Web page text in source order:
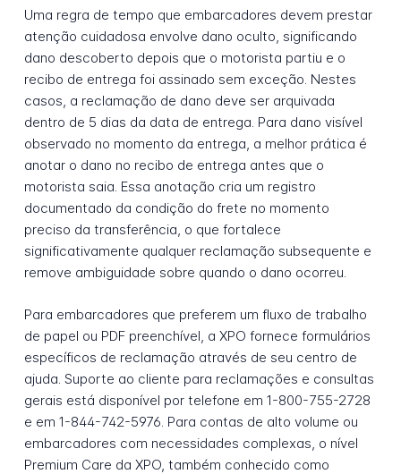
Uma regra de tempo que embarcadores devem prestar
atenção cuidadosa envolve dano oculto, significando
dano descoberto depois que o motorista partiu e o
recibo de entrega foi assinado sem exceção. Nestes
casos, a reclamação de dano deve ser arquivada
dentro de 5 dias da data de entrega. Para dano visível
observado no momento da entrega, a melhor prática é
anotar o dano no recibo de entrega antes que o
motorista saia. Essa anotação cria um registro
documentado da condição do frete no momento
preciso da transferência, o que fortalece
significativamente qualquer reclamação subsequente e
remove ambiguidade sobre quando o dano ocorreu.
Para embarcadores que preferem um fluxo de trabalho
de papel ou PDF preenchível, a XPO fornece formulários
específicos de reclamação através de seu centro de
ajuda. Suporte ao cliente para reclamações e consultas
gerais está disponível por telefone em 1-800-755-2728
e em 1-844-742-5976. Para contas de alto volume ou
embarcadores com necessidades complexas, o nível
Premium Care da XPO, também conhecido como